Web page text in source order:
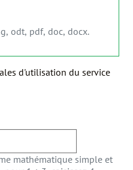
odt, pdf, doc, docx.
d'utilisation du service
mathématique simple et